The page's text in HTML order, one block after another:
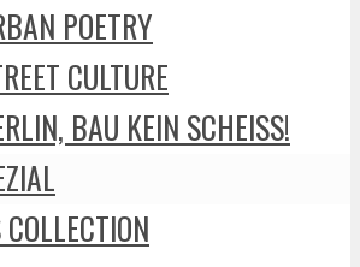
POETRY
CULTURE
BAU KEIN SCHEISS!